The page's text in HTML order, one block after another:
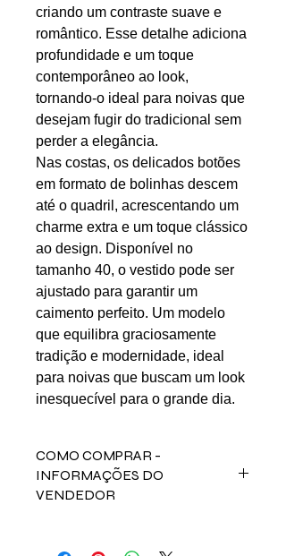
criando um contraste suave e
romântico. Esse detalhe adiciona
profundidade e um toque
contemporâneo ao look,
tornando-o ideal para noivas que
desejam fugir do tradicional sem
perder a elegância.
Nas costas, os delicados botões
em formato de bolinhas descem
até o quadril, acrescentando um
charme extra e um toque clássico
ao design. Disponível no
tamanho 40, o vestido pode ser
ajustado para garantir um
caimento perfeito. Um modelo
que equilibra graciosamente
tradição e modernidade, ideal
para noivas que buscam um look
inesquecível para o grande dia.
COMO COMPRAR -
INFORMAÇÕES DO
VENDEDOR
fale direto com a vendedora Talita ou